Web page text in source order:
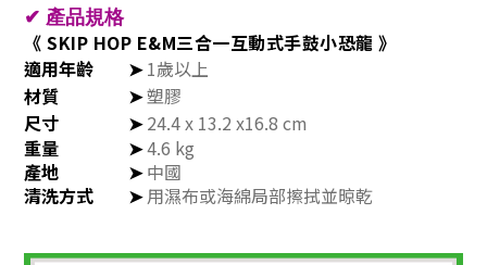
✔ 產品規格
《 SKIP HOP E&M三合一互動式手鼓小恐龍 》
適用年齡
➤1歲以上
材質
➤塑膠
尺寸
➤24.4 x 13.2 x16.8 cm
重量
➤4.6 kg
產地
➤中國
清洗方式
➤用濕布或海綿局部擦拭並晾乾